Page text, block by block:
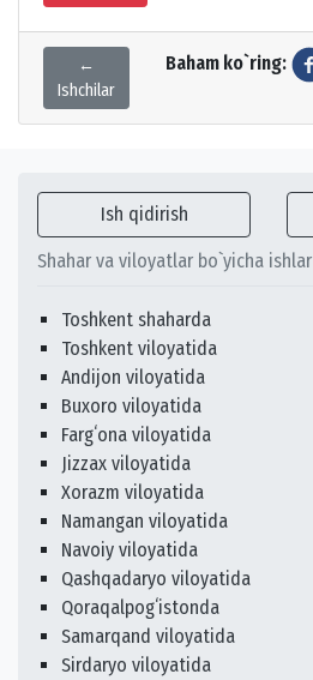
←
Ishchilar
Baham ko`ring:
Ish qidirish
Shahar va viloyatlar bo`yicha ishlar
Toshkent shaharda
Toshkent viloyatida
Andijon viloyatida
Buxoro viloyatida
Fargʻona viloyatida
Jizzax viloyatida
Xorazm viloyatida
Namangan viloyatida
Navoiy viloyatida
Qashqadaryo viloyatida
Qoraqalpogʻistonda
Samarqand viloyatida
Sirdaryo viloyatida